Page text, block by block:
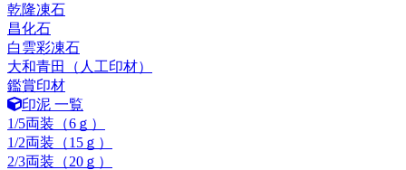
乾隆凍石
昌化石
白雲彩凍石
大和青田（人工印材）
鑑賞印材
印泥 一覧
1/5両装（6ｇ）
1/2両装（15ｇ）
2/3両装（20ｇ）